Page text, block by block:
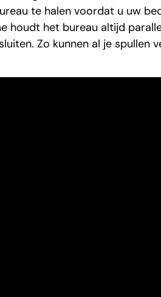
te halen voordat u uw
houdt het bureau altijd
Zo kunnen al je spullen